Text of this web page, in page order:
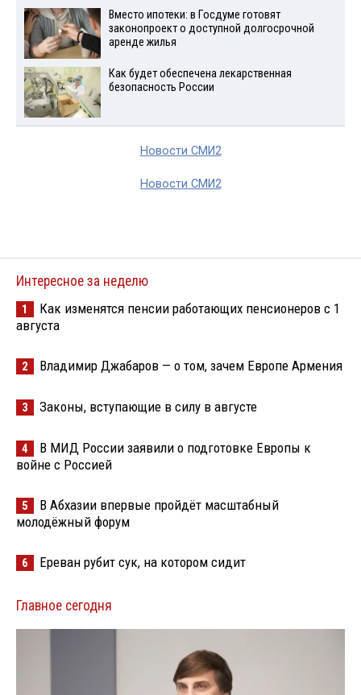
Вместо ипотеки: в Госдуме готовят
законопроект о доступной долгосрочной
аренде жилья
Как будет обеспечена лекарственная
безопасность России
Новости СМИ2
Новости СМИ2
Интересное за неделю
1
Как изменятся пенсии работающих пенсионеров с 1
августа
2 Владимир Джабаров — о том, зачем Европе Армения
3 Законы, вступающие в силу в августе
4
В МИД России заявили о подготовке Европы к
войне с Россией
5
В Абхазии впервые пройдёт масштабный
молодёжный форум
6 Ереван рубит сук, на котором сидит
Главное сегодня